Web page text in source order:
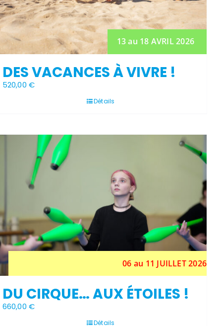
13 au 18 AVRIL 2026
DES VACANCES À VIVRE !
520,00€
Détails
06 au 11 JUILLET 2026
DU CIRQUE… AUX ÉTOILES !
660,00€
Détails